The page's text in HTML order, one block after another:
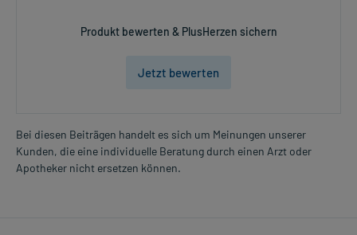
Produkt bewerten & PlusHerzen sichern
Jetzt bewerten
Bei diesen Beiträgen handelt es sich um Meinungen unserer
Kunden, die eine individuelle Beratung durch einen Arzt oder
Apotheker nicht ersetzen können.